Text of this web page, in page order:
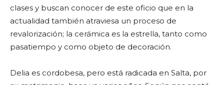
clases y buscan conocer de este oficio que en la
actualidad también atraviesa un proceso de
revalorización; la cerámica es la estrella, tanto como
pasatiempo y como objeto de decoración.
Delia es cordobesa, pero está radicada en Salta, por